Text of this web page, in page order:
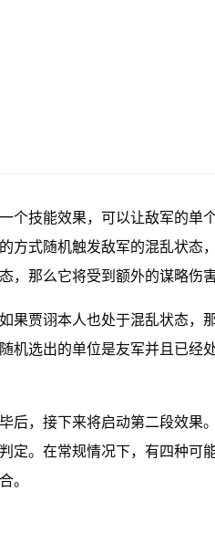
个技能效果，可以让敌军的单
方式随机触发敌军的混乱状态
，那么它将受到额外的谋略伤
果贾诩本人也处于混乱状态，
机选出的单位是友军并且已经
后，接下来将启动第二段效果
定。在常规情况下，有四种可
。